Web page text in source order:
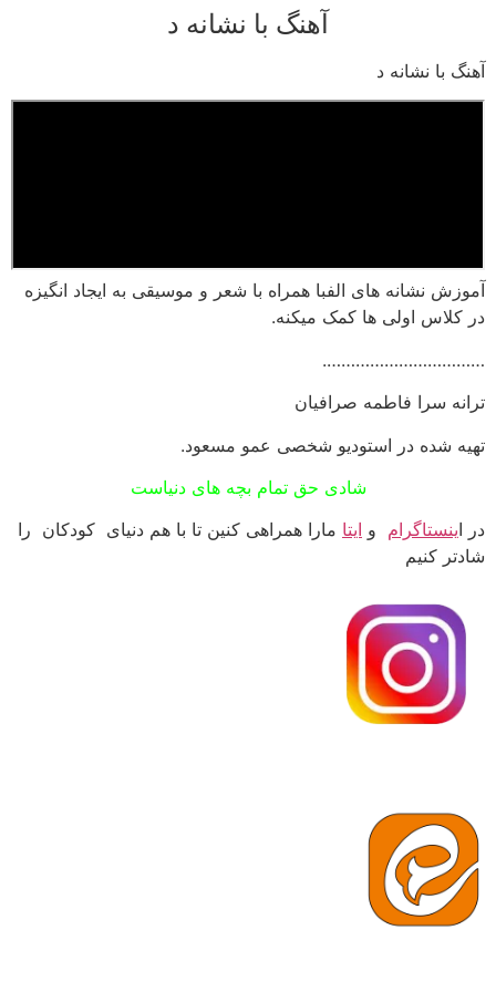
محتوا
آهنگ با نشانه د
آهنگ با نشانه د
آموزش نشانه های الفبا همراه با شعر و موسیقی به ایجاد انگیزه
در کلاس اولی ها کمک میکنه.
…………………………….
ترانه سرا فاطمه صرافیان
تهیه شده در استودیو شخصی عمو مسعود.
شادی حق تمام بچه های دنیاست
در اینستاگرام و ایتا مارا همراهی کنین تا با هم دنیای کودکان را
شادتر کنیم